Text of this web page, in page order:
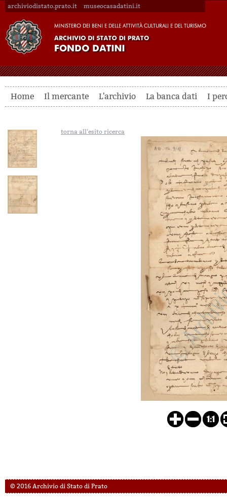
archiviodistato.prato.it museocasadatini.it
Home Il mercante L'archivio La banca dati I
torna all'esito ricerca
© 2016 Archivio di Stato di Prato